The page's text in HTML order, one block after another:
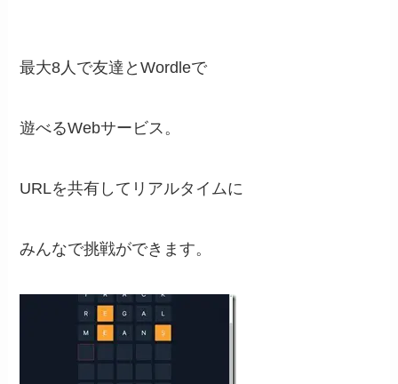
最大8人で友達とWordleで
遊べるWebサービス。
URLを共有してリアルタイムに
みんなで挑戦ができます。